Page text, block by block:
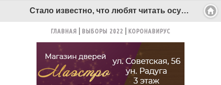
Стало известно, что любят читать осужденные в поморских колониях - Беломорканал Северодвинск tv29.ru
ГЛАВНАЯ ВЫБОРЫ 2022 КОРОНАВИРУС